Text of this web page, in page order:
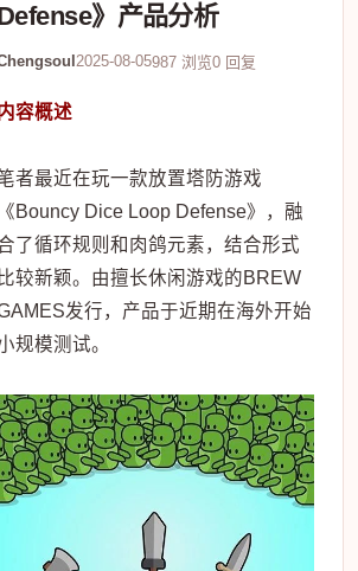
467
933
25887
》产品分析
2025-08-05987 浏览0 回复
容概述
者最近在玩一款放置塔防游戏
《Bouncy Dice Loop Defense》，融
了循环规则和肉鸽元素，结合形式
比较新颖。由擅长休闲游戏的BREW
发行，产品于近期在海外开始
规模测试。